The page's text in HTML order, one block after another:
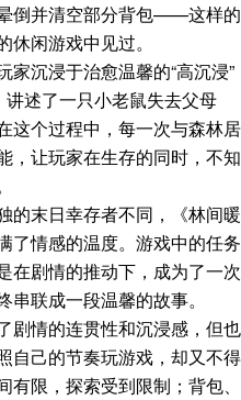
倒并清空部分背包——这样的
闲游戏中见过。
沉浸于治愈温馨的“高沉浸”
讲述了一只小老鼠失去父母
这个过程中，每一次与森林居
，让玩家在生存的同时，不知
的末日幸存者不同，《林间暖
了情感的温度。游戏中的任务
在剧情的推动下，成为了一次
联成一段温馨的故事。
剧情的连贯性和沉浸感，但也
自己的节奏玩游戏，却又不得
限，探索受到限制；背包、